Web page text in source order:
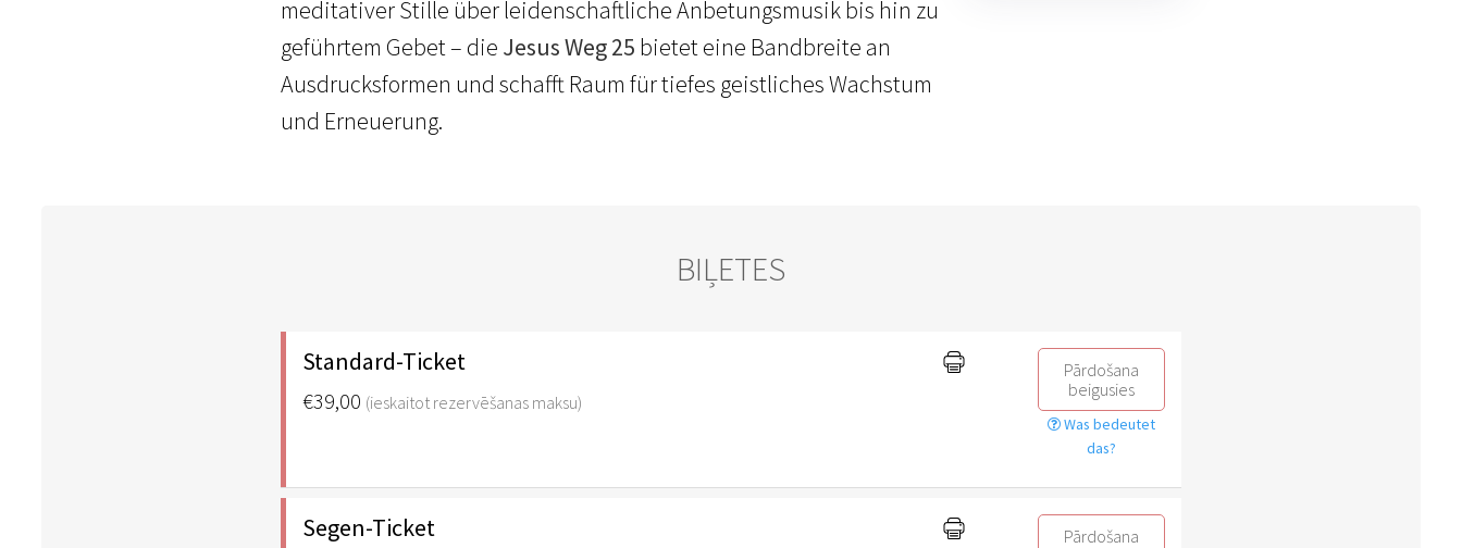
meditativer Stille über leidenschaftliche Anbetungsmusik bis hin zu
geführtem Gebet – die Jesus Weg 25 bietet eine Bandbreite an
Ausdrucksformen und schafft Raum für tiefes geistliches Wachstum
und Erneuerung.
BIĻETES
Standard-Ticket
€39,00 (ieskaitot rezervēšanas maksu)
Pārdošana
beigusies
Was bedeutet
das?
Segen-Ticket
Pārdošana